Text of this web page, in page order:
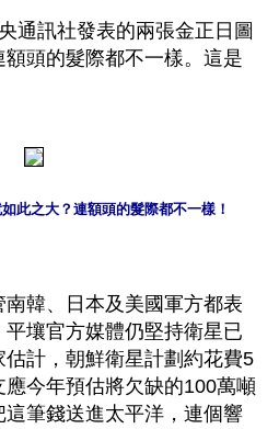
通訊社發表的兩張金正日圖
頭的髮際都不一樣。這是
此之大？連額頭的髮際都不一樣！
韓、日本及美國軍方都表
壤官方媒體仍堅持衛星已
計，朝鮮衛星計劃約花費5
今年預估將欠缺的100萬噸
筆錢送進太平洋，連個響